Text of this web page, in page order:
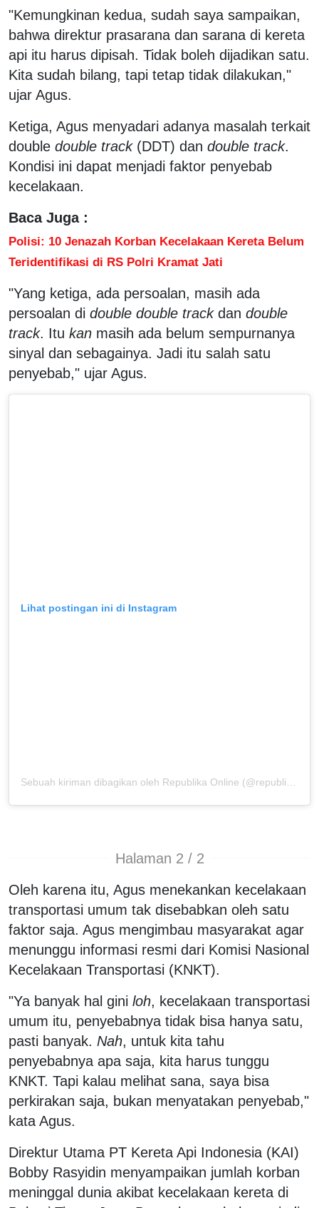
"Kemungkinan kedua, sudah saya sampaikan,
bahwa direktur prasarana dan sarana di kereta
api itu harus dipisah. Tidak boleh dijadikan satu.
Kita sudah bilang, tapi tetap tidak dilakukan,"
ujar Agus.
Ketiga, Agus menyadari adanya masalah terkait
double double track(DDT) dan double track.
Kondisi ini dapat menjadi faktor penyebab
kecelakaan.
Baca Juga :
Polisi: 10 Jenazah Korban Kecelakaan Kereta Belum
Teridentifikasi di RS Polri Kramat Jati
"Yang ketiga, ada persoalan, masih ada
persoalan di double double trackdan double
track. Itu kan masih ada belum sempurnanya
sinyal dan sebagainya. Jadi itu salah satu
penyebab," ujar Agus.
Lihat postingan ini di Instagram
Sebuah kiriman dibagikan oleh Republika Online (@republikaonline)
Halaman 2 / 2
Oleh karena itu, Agus menekankan kecelakaan
transportasi umum tak disebabkan oleh satu
faktor saja. Agus mengimbau masyarakat agar
menunggu informasi resmi dari Komisi Nasional
Kecelakaan Transportasi (KNKT).
"Ya banyak hal gini loh, kecelakaan transportasi
umum itu, penyebabnya tidak bisa hanya satu,
pasti banyak. Nah, untuk kita tahu
penyebabnya apa saja, kita harus tunggu
KNKT. Tapi kalau melihat sana, saya bisa
perkirakan saja, bukan menyatakan penyebab,"
kata Agus.
Direktur Utama PT Kereta Api Indonesia (KAI)
Bobby Rasyidin menyampaikan jumlah korban
meninggal dunia akibat kecelakaan kereta di